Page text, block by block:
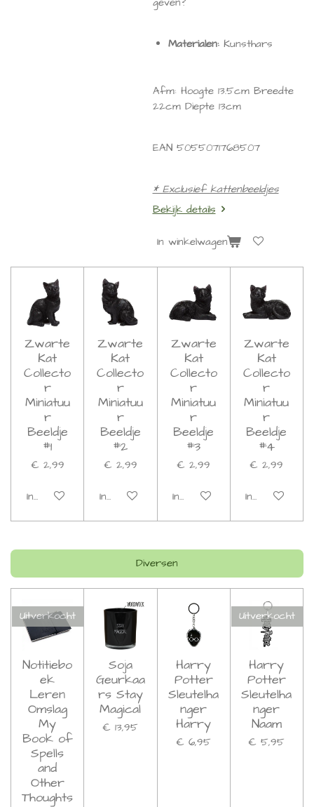
Materialen: Kunsthars
Afm: Hoogte 13.5cm Breedte
22cm Diepte 13cm
EAN 5055071768507
* Exclusief kattenbeeldjes
Bekijk details
In winkelwagen
Zwarte
Kat
Collecto
r
Miniatuu
r
Beeldje
#1
€ 2,99
In winkelwagen
Zwarte
Kat
Collecto
r
Miniatuu
r
Beeldje
#2
€ 2,99
In winkelwagen
Zwarte
Kat
Collecto
r
Miniatuu
r
Beeldje
#3
€ 2,99
In winkelwagen
Zwarte
Kat
Collecto
r
Miniatuu
r
Beeldje
#4
€ 2,99
In
Diversen
Uitverkocht
Notitiebo
ek
Leren
Omslag
My
Book of
Spells
and
Other
Thoughts
Soja
Geurkaa
rs Stay
Magical
€ 13,95
Harry
Potter
Sleutelha
nger
Harry
€ 6,95
Uitverkocht
Harry
Potter
Sleutelha
nger
Naam
€ 5,95